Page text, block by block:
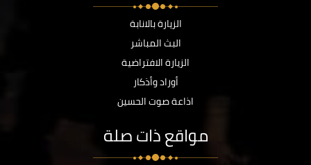
الزيارة بالانابة
البث المباشر
الزيارة الافتراضية
أوراد وأذكار
اذاعة صوت الحسين
مواقع ذات صلة